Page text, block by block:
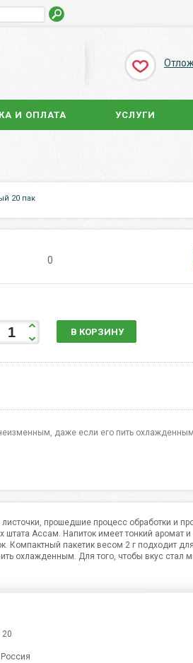
И ОПЛАТА УСЛУГИ
20 пак
0
В КОРЗИНУ
даже если его пить
прошедшие процесс обработки и
Ассам. Напиток имеет тонкий аромат и
Компактный пакетик весом 2 г подходит
охлажденным. Для того, чтобы вкус стал
20
Россия